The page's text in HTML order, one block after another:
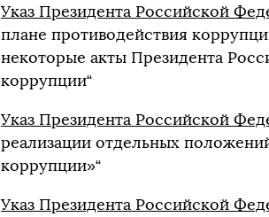
Указ Президента Российской
плане противодействия
некоторые акты Президента
коррупции“
Указ Президента Российской
реализации отдельных
коррупции»“
Указ Президента Российской